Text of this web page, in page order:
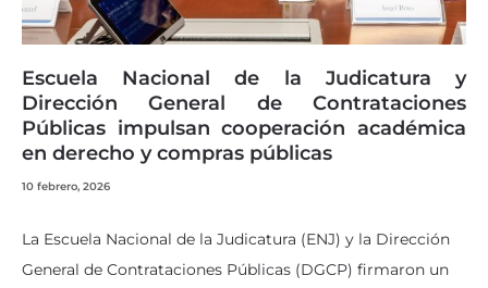
Escuela Nacional de la Judicatura y
Dirección General de Contrataciones
Públicas impulsan cooperación académica
en derecho y compras públicas
10 febrero, 2026
La Escuela Nacional de la Judicatura (ENJ) y la Dirección
General de Contrataciones Públicas (DGCP) firmaron un